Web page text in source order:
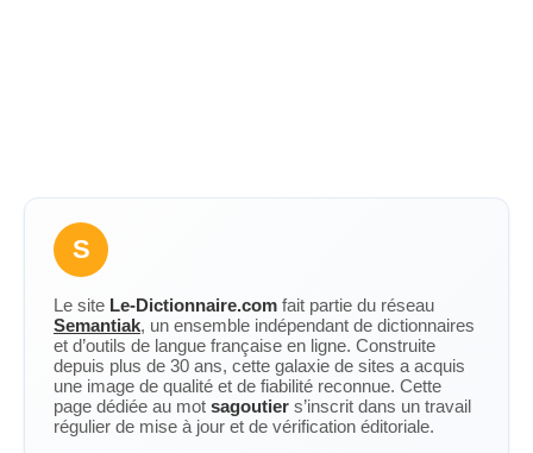
S
Le site Le-Dictionnaire.com fait partie du réseau
Semantiak, un ensemble indépendant de dictionnaires
et d’outils de langue française en ligne. Construite
depuis plus de 30 ans, cette galaxie de sites a acquis
une image de qualité et de fiabilité reconnue. Cette
page dédiée au mot sagoutier s’inscrit dans un travail
régulier de mise à jour et de vérification éditoriale.